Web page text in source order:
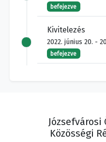
befejezve
Kivitelezés
2022. június 20. -
befejezve
Közösségi